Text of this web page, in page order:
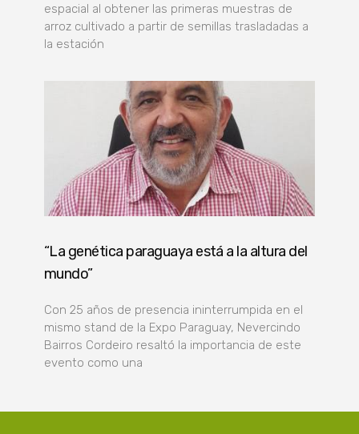
espacial al obtener las primeras muestras de
arroz cultivado a partir de semillas trasladadas a
la estación
“La genética paraguaya está a la altura del
mundo”
Con 25 años de presencia ininterrumpida en el
mismo stand de la Expo Paraguay, Nevercindo
Bairros Cordeiro resaltó la importancia de este
evento como una